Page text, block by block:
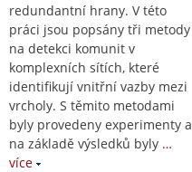
redundantní hrany. V této
práci jsou popsány tři metody
na detekci komunit v
komplexních sítích, které
identifikují vnitřní vazby mezi
vrcholy. S těmito metodami
byly provedeny experimenty a
na základě výsledků byly …
více